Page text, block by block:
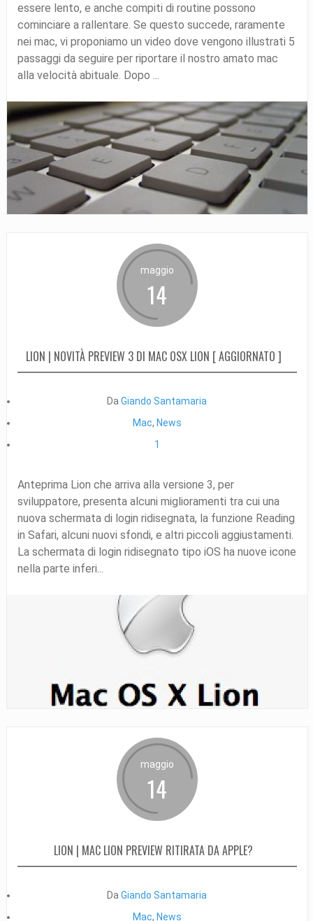
essere lento, e anche compiti di routine possono
cominciare a rallentare. Se questo succede, raramente
nei mac, vi proponiamo un video dove vengono illustrati 5
passaggi da seguire per riportare il nostro amato mac
alla velocità abituale. Dopo ...
maggio
14
LION | NOVITÀ PREVIEW 3 DI MAC OSX LION [ AGGIORNATO ]
DaGiando Santamaria
Mac, News
1
Anteprima Lion che arriva alla versione 3, per
sviluppatore, presenta alcuni miglioramenti tra cui una
nuova schermata di login ridisegnata, la funzione Reading
in Safari, alcuni nuovi sfondi, e altri piccoli aggiustamenti.
La schermata di login ridisegnato tipo iOS ha nuove icone
nella parte inferi...
maggio
14
LION | MAC LION PREVIEW RITIRATA DA APPLE?
DaGiando Santamaria
Mac, News